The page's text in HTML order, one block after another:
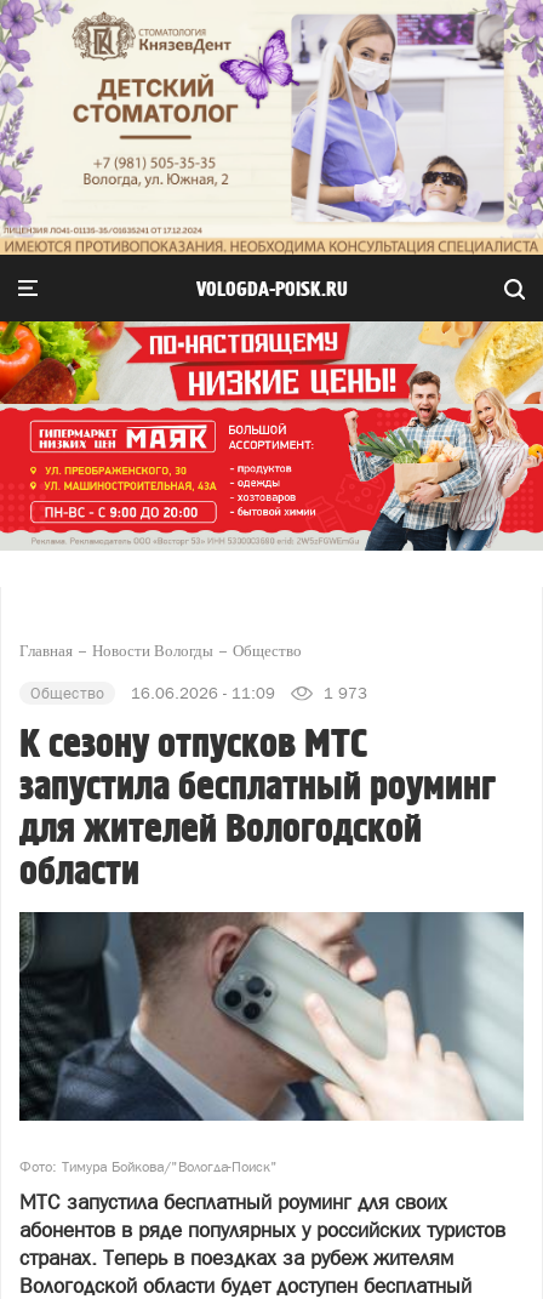
VOLOGDA-POISK.RU
Главная Новости Вологды Общество
Общество 16.06.2026 - 11:09 1 973
К сезону отпусков МТС
запустила бесплатный роуминг
для жителей Вологодской
области
Фото: Тимура Бойкова/"Вологда-Поиск"
МТС запустила бесплатный роуминг для своих
абонентов в ряде популярных у российских туристов
странах. Теперь в поездках за рубеж жителям
Вологодской области будет доступен бесплатный